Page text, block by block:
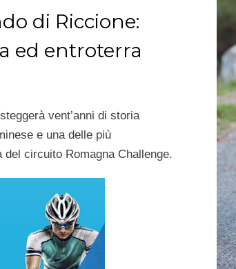
di Riccione:
ed entroterra
vent’anni di storia
e una delle più
del circuito Romagna Challenge.